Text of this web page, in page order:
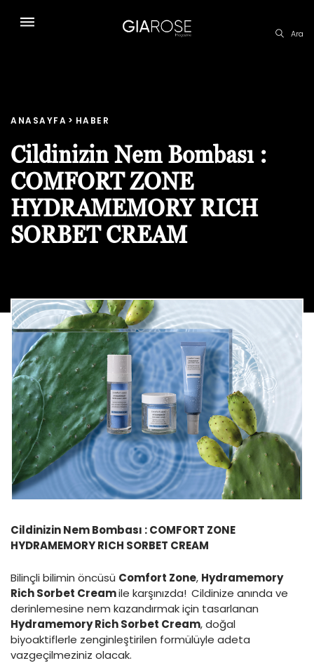
Ara
ANASAYFA HABER
Cildinizin Nem Bombası :
COMFORT ZONE
HYDRAMEMORY RICH
SORBET CREAM
Cildinizin Nem Bombası : COMFORT ZONE
HYDRAMEMORY RICH SORBET CREAM
Bilinçli bilimin öncüsü Comfort Zone, Hydramemory
Rich Sorbet Creamile karşınızda! Cildinize anında ve
derinlemesine nem kazandırmak için tasarlanan
Hydramemory Rich Sorbet Cream, doğal
biyoaktiflerle zenginleştirilen formülüyle adeta
vazgeçilmeziniz olacak.